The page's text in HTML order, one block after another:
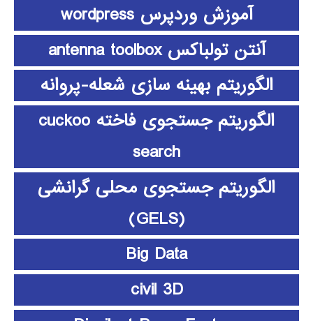
آموزش وردپرس wordpress
آنتن تولباکس antenna toolbox
الگوریتم بهینه سازی شعله-پروانه
الگوریتم جستجوی فاخته cuckoo
search
الگوریتم جستجوی محلی گرانشی
(GELS)
Big Data
civil 3D